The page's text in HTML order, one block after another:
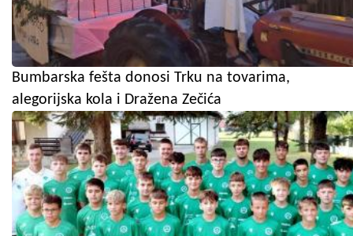
Bumbarska fešta donosi Trku na tovarima,
alegorijska kola i Dražena Zečića